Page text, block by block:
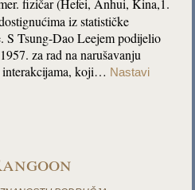
fizičar (Hefei, Anhui, Kina,1.
iz statističke
S Tsung-Dao Leejem podijelio
za rad na narušavanju
interakcijama, koji… Nastavi